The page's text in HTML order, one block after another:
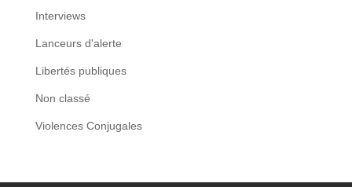
Interviews
Lanceurs d'alerte
Libertés publiques
Non classé
Violences Conjugales